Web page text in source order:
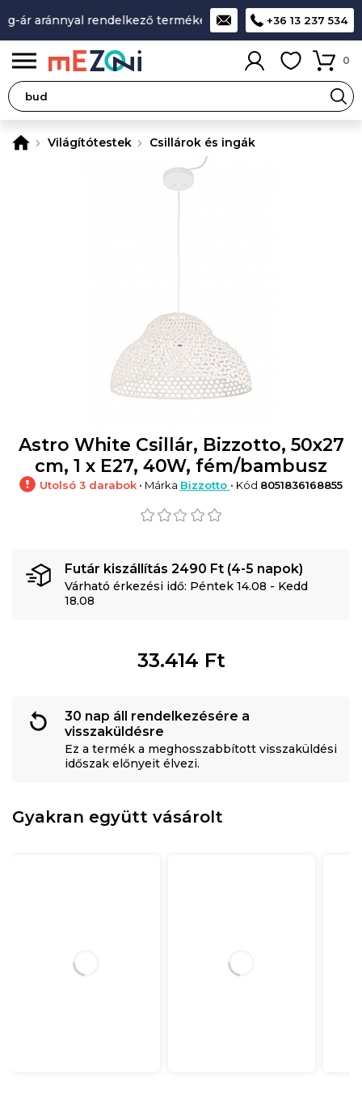
ár aránnyal rendelkező termékek A legjobb design-
+36 13 237 534
0
Világítótestek Csillárok és ingák
Astro White Csillár, Bizzotto, 50x27
cm, 1 x E27, 40W, fém/bambusz
Utolsó 3 darabok• Márka Bizzotto • Kód 8051836168855
Futár kiszállítás 2490 Ft (4-5 napok)
Várható érkezési idő: Péntek 14.08 - Kedd
18.08
33.414 Ft
30 nap áll rendelkezésére a
visszaküldésre
Ez a termék a meghosszabbított visszaküldési
időszak előnyeit élvezi.
Gyakran együtt vásárolt